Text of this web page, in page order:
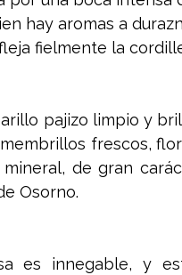
hay aromas a
fielmente la
pajizo limpio y
frescos,
de gran
Osorno.
es innegable, y